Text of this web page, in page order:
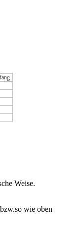
Weise.
wie oben